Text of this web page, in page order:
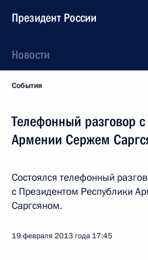
Президент России
Новости
События
Телефонный разговор
Армении Сержем
Состоялся телефонный
с Президентом Республики
Саргсяном.
19 февраля 2013 года 17:45